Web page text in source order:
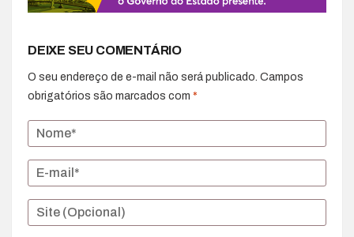
DEIXE SEU COMENTÁRIO
O seu endereço de e-mail não será publicado. Campos
obrigatórios são marcados com *